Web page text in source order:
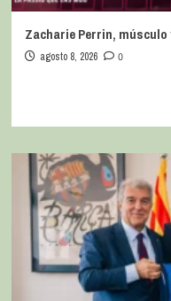
Zacharie Perrin,
agosto 8, 2026 0